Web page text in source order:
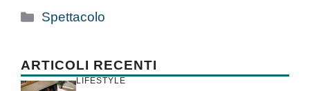
Categorie
Spettacolo
ARTICOLI RECENTI
LIFESTYLE